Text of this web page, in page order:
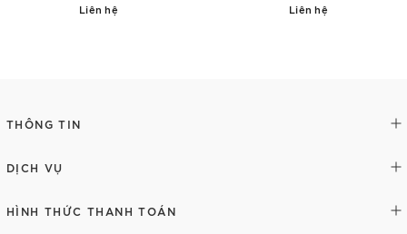
Liên hệ Liên hệ
THÔNG TIN
DỊCH VỤ
HÌNH THỨC THANH TOÁN